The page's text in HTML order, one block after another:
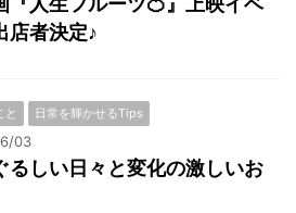
『人生フルーツ🍊』上映イベ
店者決定♪
と 日常を輝かせるTips
03
るしい日々と変化の激しいお